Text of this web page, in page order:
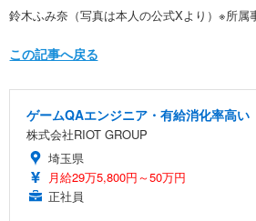
鈴木ふみ奈（写真は本人の公式Xより）※所
この記事へ戻る
ゲームQAエンジニア・有給消化率高
株式会社RIOT GROUP
埼玉県
月給29万5,800円～50万円
正社員